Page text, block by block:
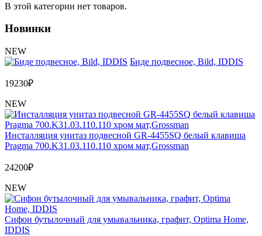
В этой категории нет товаров.
Новинки
NEW
Биде подвесное, Bild, IDDIS
19230₽
NEW
Инсталляция унитаз подвесной GR-4455SQ белый клавиша
Pragma 700.K31.03.110.110 хром мат,Grossman
24200₽
NEW
Сифон бутылочный для умывальника, графит, Optima Home,
IDDIS